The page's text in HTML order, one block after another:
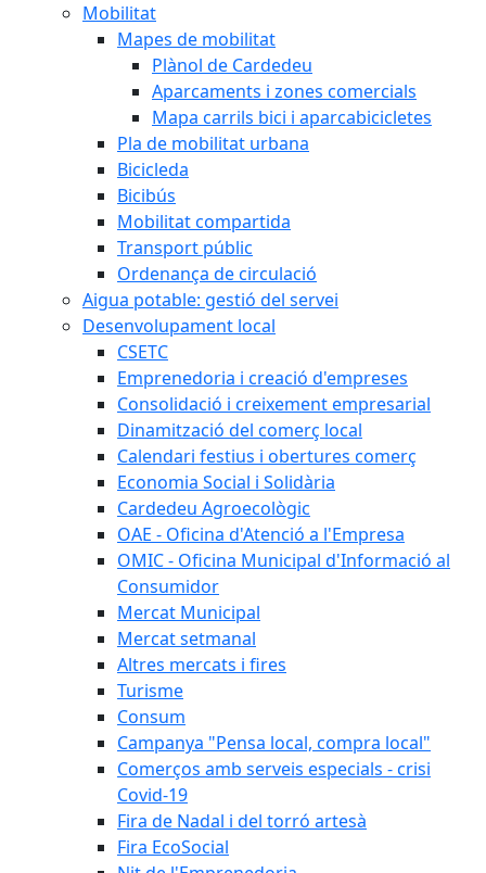
Mobilitat
Mapes de mobilitat
Plànol de Cardedeu
Aparcaments i zones comercials
Mapa carrils bici i aparcabicicletes
Pla de mobilitat urbana
Bicicleda
Bicibús
Mobilitat compartida
Transport públic
Ordenança de circulació
Aigua potable: gestió del servei
Desenvolupament local
CSETC
Emprenedoria i creació d'empreses
Consolidació i creixement empresarial
Dinamització del comerç local
Calendari festius i obertures comerç
Economia Social i Solidària
Cardedeu Agroecològic
OAE - Oficina d'Atenció a l'Empresa
OMIC - Oficina Municipal d'Informació al
Consumidor
Mercat Municipal
Mercat setmanal
Altres mercats i fires
Turisme
Consum
Campanya "Pensa local, compra local"
Comerços amb serveis especials - crisi
Covid-19
Fira de Nadal i del torró artesà
Fira EcoSocial